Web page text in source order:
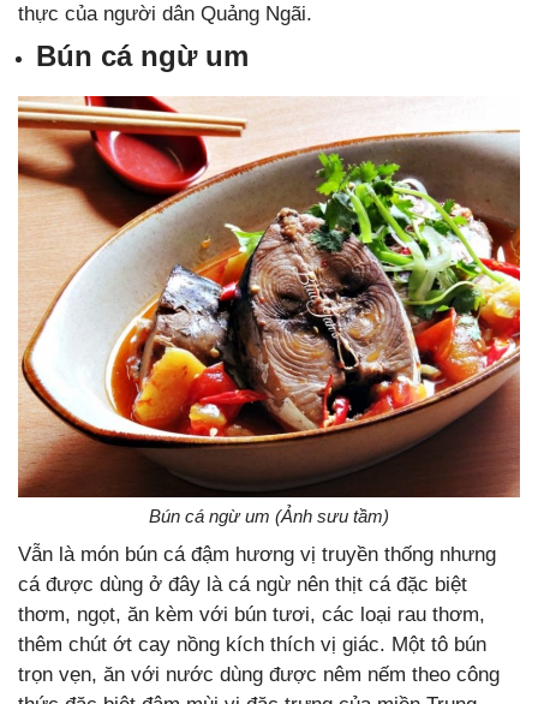
thực của người dân Quảng Ngãi.
Bún cá ngừ um
Bún cá ngừ um (Ảnh sưu tầm)
Vẫn là món bún cá đậm hương vị truyền thống nhưng
cá được dùng ở đây là cá ngừ nên thịt cá đặc biệt
thơm, ngọt, ăn kèm với bún tươi, các loại rau thơm,
thêm chút ớt cay nồng kích thích vị giác. Một tô bún
trọn vẹn, ăn với nước dùng được nêm nếm theo công